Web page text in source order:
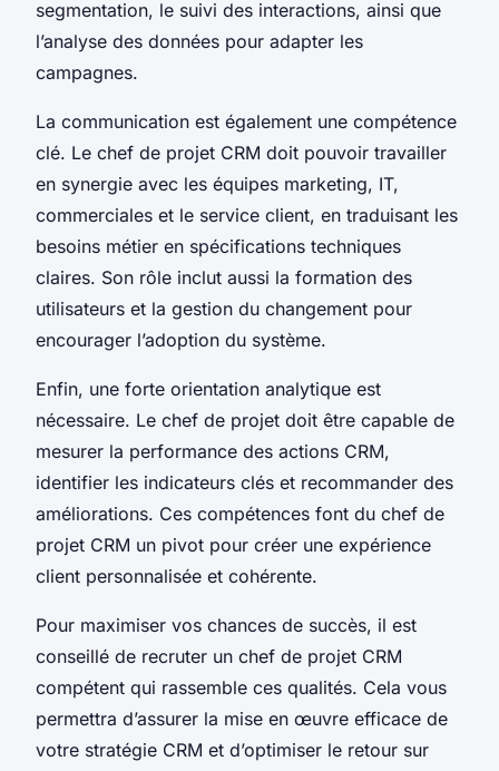
segmentation, le suivi des interactions, ainsi que
l’analyse des données pour adapter les
campagnes.
La communication est également une compétence
clé. Le chef de projet CRM doit pouvoir travailler
en synergie avec les équipes marketing, IT,
commerciales et le service client, en traduisant les
besoins métier en spécifications techniques
claires. Son rôle inclut aussi la formation des
utilisateurs et la gestion du changement pour
encourager l’adoption du système.
Enfin, une forte orientation analytique est
nécessaire. Le chef de projet doit être capable de
mesurer la performance des actions CRM,
identifier les indicateurs clés et recommander des
améliorations. Ces compétences font du chef de
projet CRM un pivot pour créer une expérience
client personnalisée et cohérente.
Pour maximiser vos chances de succès, il est
conseillé de recruter un chef de projet CRM
compétent qui rassemble ces qualités. Cela vous
permettra d’assurer la mise en œuvre efficace de
votre stratégie CRM et d’optimiser le retour sur